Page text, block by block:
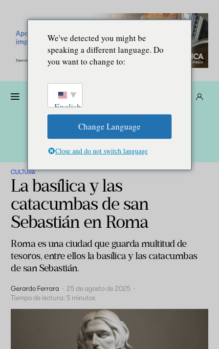
CULTURA
La basílica y las
catacumbas de san
Sebastián en Roma
Roma es una ciudad que guarda multitud de
tesoros, entre ellos la basílica y las catacumbas
de san Sebastián.
Gerardo Ferrara · 25 de agosto de 2025 ·
Tiempo de lectura: 5 minutos
We've detected you might be
speaking a different language. Do
you want to change to:
English
Change Language
Close and do not switch language